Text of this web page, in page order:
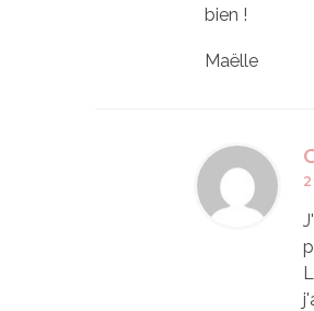
bien !
Maëlle